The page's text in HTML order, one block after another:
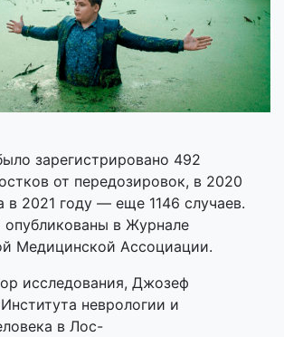
зарегистрировано 492
от передозировок, в 2020
в 2021 году — еще 1146 случаев.
в Журнале
Медицинской Ассоциации.
исследования, Джозеф
неврологии и
в Лос-